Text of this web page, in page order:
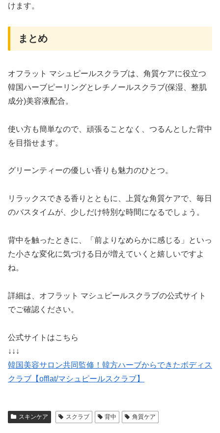
けます。
まとめ
オフラット マシュピールスクラブは、角質ケアに役立つ
韓国ハーブピーリングとレチノールスクラブ(保湿、整肌
成分)美容液配合。
使い方も簡単なので、頑張ることなく、つるんとした背中
を目指せます。
グリーンティーの優しい香りも魅力のひとつ。
リラックスできる香りとともに、上質な角質ケアで、毎日
のバスタイムが、少しだけ特別な時間になるでしょう。
背中を触ったときに、「前よりなめらかに感じる」といっ
た小さな変化に気づける日が増えていくと嬉しいですよ
ね。
詳細は、オフラット マシュピールスクラブの公式サイト
でご確認ください。
公式サイトはこちら
↓↓↓
韓国美容サロン共同監修！韓方ハーブからできたボディス
クラブ【offlat/マシュピールスクラブ】
スキンケア スクラブ 背中 角質ケア